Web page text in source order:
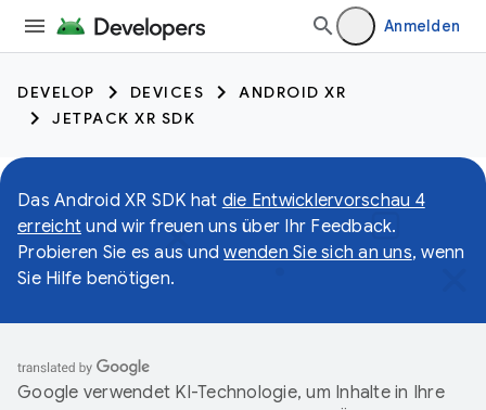
Anmelden
DEVELOP DEVICES
ANDROID XR
JETPACK XR SDK
Das Android XR SDK hat die Entwicklervorschau 4
erreicht und wir freuen uns über Ihr Feedback.
Probieren Sie es aus undwenden Sie sich an uns, wenn
Sie Hilfe benötigen.
Google verwendet KI-Technologie, um Inhalte in Ihre